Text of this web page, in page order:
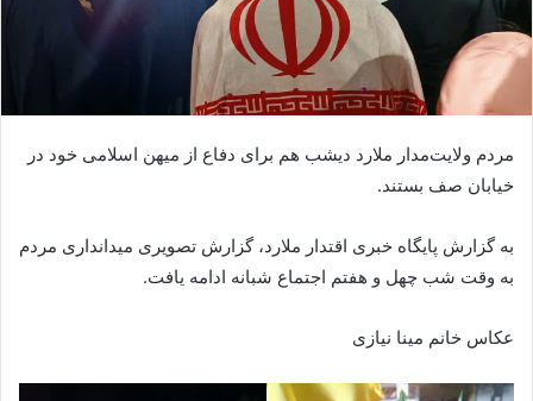
مردم ولایت‌مدار ملارد دیشب هم برای دفاع از میهن اسلامی خود در
خیابان‌ صف بستند.
به گزارش پایگاه خبری اقتدار ملارد، گزارش تصویری میدانداری مردم
به وقت شب چهل و هفتم اجتماع شبانه ادامه یافت.
عکاس خانم مینا نیازی